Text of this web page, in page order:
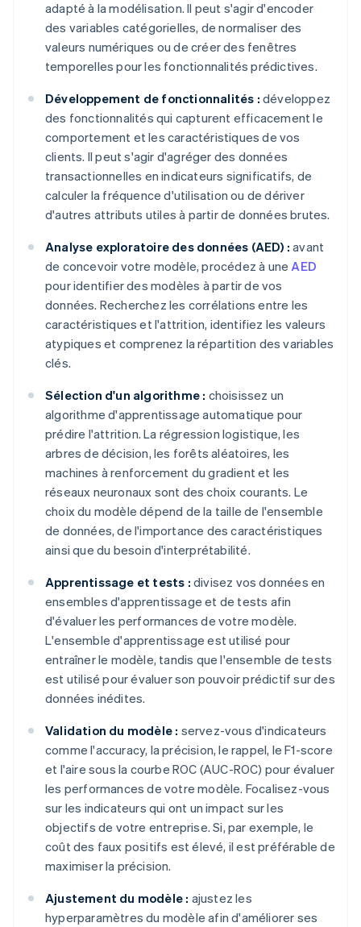
adapté à la modélisation. Il peut s'agir d'encoder
des variables catégorielles, de normaliser des
valeurs numériques ou de créer des fenêtres
temporelles pour les fonctionnalités prédictives.
Développement de fonctionnalités : développez
des fonctionnalités qui capturent efficacement le
comportement et les caractéristiques de vos
clients. Il peut s'agir d'agréger des données
transactionnelles en indicateurs significatifs, de
calculer la fréquence d'utilisation ou de dériver
d'autres attributs utiles à partir de données brutes.
Analyse exploratoire des données (AED) : avant
de concevoir votre modèle, procédez à uneAED
pour identifier des modèles à partir de vos
données. Recherchez les corrélations entre les
caractéristiques et l'attrition, identifiez les valeurs
atypiques et comprenez la répartition des variables
clés.
Sélection d'un algorithme : choisissez un
algorithme d'apprentissage automatique pour
prédire l'attrition. La régression logistique, les
arbres de décision, les forêts aléatoires, les
machines à renforcement du gradient et les
réseaux neuronaux sont des choix courants. Le
choix du modèle dépend de la taille de l'ensemble
de données, de l'importance des caractéristiques
ainsi que du besoin d'interprétabilité.
Apprentissage et tests : divisez vos données en
ensembles d'apprentissage et de tests afin
d'évaluer les performances de votre modèle.
L'ensemble d'apprentissage est utilisé pour
entraîner le modèle, tandis que l'ensemble de tests
est utilisé pour évaluer son pouvoir prédictif sur des
données inédites.
Validation du modèle : servez-vous d'indicateurs
comme l'accuracy, la précision, le rappel, le F1-score
et l'aire sous la courbe ROC (AUC-ROC) pour évaluer
les performances de votre modèle. Focalisez-vous
sur les indicateurs qui ont un impact sur les
objectifs de votre entreprise. Si, par exemple, le
coût des faux positifs est élevé, il est préférable de
maximiser la précision.
Ajustement du modèle : ajustez les
hyperparamètres du modèle afin d'améliorer ses